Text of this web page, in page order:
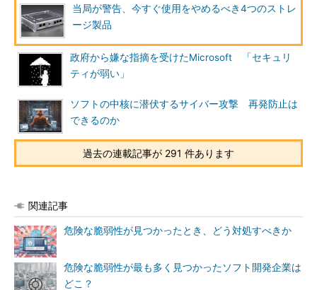
当局が警告、今すぐ使用をやめるべき4つのストレ
ージ製品
政府から嫌な指摘を受けたMicrosoft 「セキュリ
ティが弱い」
ソフトの中核に潜伏するサイバー攻撃 再発防止は
できるのか
過去の連載記事が 291 件あります
関連記事
危険な脆弱性が見つかったとき、どう対処すべきか
危険な脆弱性が最も多く見つかったソフト開発企業は
どこ？